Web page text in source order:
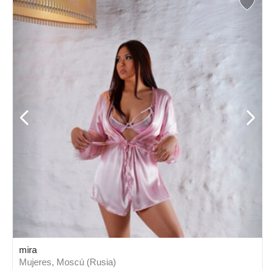
mira
Mujeres, Moscú (Rusia)